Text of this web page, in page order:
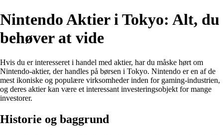
Nintendo Aktier i Tokyo: Alt, du
behøver at vide
Hvis du er interesseret i handel med aktier, har du måske hørt om
Nintendo-aktier, der handles på børsen i Tokyo. Nintendo er en af de
mest ikoniske og populære virksomheder inden for gaming-industrien,
og deres aktier kan være et interessant investeringsobjekt for mange
investorer.
Historie og baggrund